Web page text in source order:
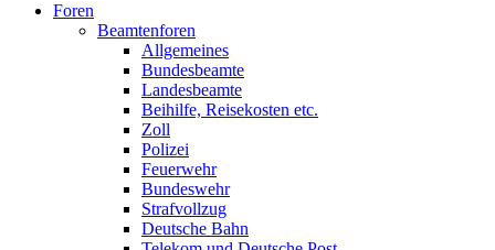
Foren
Beamtenforen
Allgemeines
Bundesbeamte
Landesbeamte
Beihilfe, Reisekosten etc.
Zoll
Polizei
Feuerwehr
Bundeswehr
Strafvollzug
Deutsche Bahn